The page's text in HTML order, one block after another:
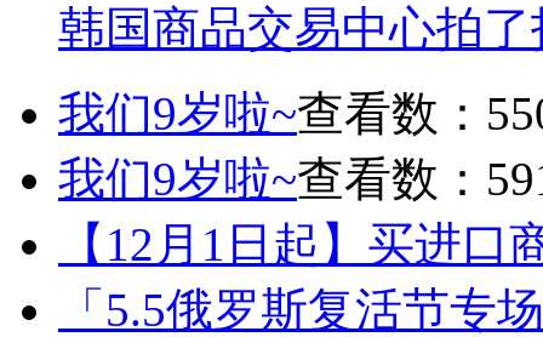
韩国商品交易中心拍
我们9岁啦~查看数：
我们9岁啦~查看数：
【12月1日起】买进口
「5.5俄罗斯复活节专